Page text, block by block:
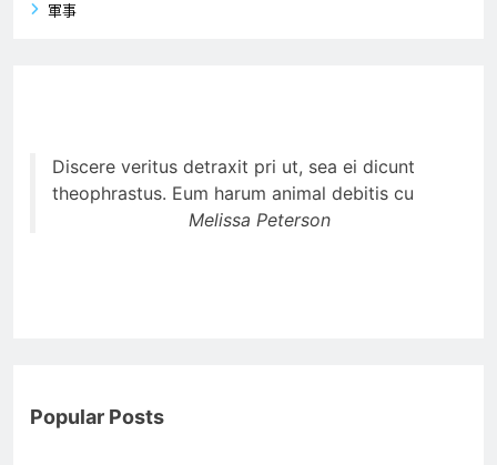
軍事
Discere veritus detraxit pri ut, sea ei dicunt
theophrastus. Eum harum animal debitis cu
Melissa Peterson
Popular Posts